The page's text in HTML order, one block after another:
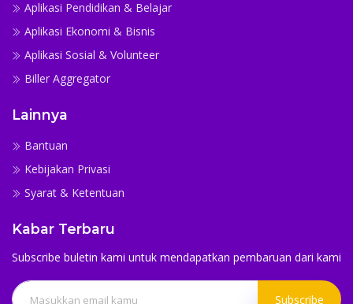
Aplikasi Pendidikan & Belajar
Aplikasi Ekonomi & Bisnis
Aplikasi Sosial & Volunteer
Biller Aggregator
Lainnya
Bantuan
Kebijakan Privasi
Syarat & Ketentuan
Kabar Terbaru
Subscribe buletin kami untuk mendapatkan pembaruan dari kami
Subscribe